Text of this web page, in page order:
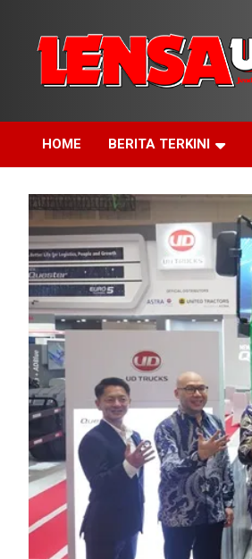
content
LensaUtama
HOME BERITA TERKINI